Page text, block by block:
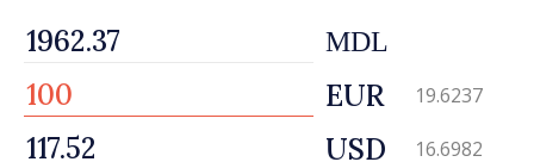
MDL
EUR 19.6237
USD 16.6982